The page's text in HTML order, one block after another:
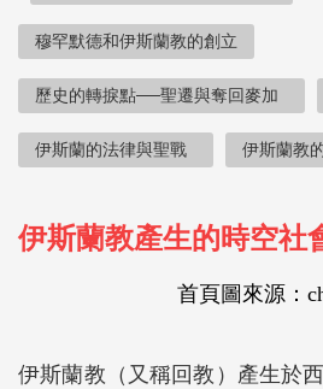
穆罕默德和伊斯蘭教的創立
歷史的轉捩點──聖遷與奪回麥加
伊斯蘭的法律與聖戰 伊斯蘭教
伊斯蘭教產生的時空社
首頁圖來源：
伊斯蘭教（又稱回教）產生於